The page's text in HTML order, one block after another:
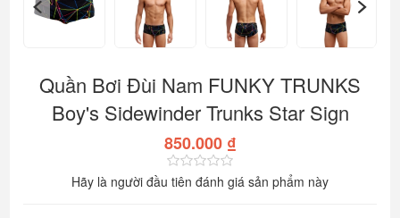
Quần Bơi Đùi Nam FUNKY TRUNKS
Boy's Sidewinder Trunks Star Sign
850.000 ₫
Hãy là người đầu tiên đánh giá sản phẩm này